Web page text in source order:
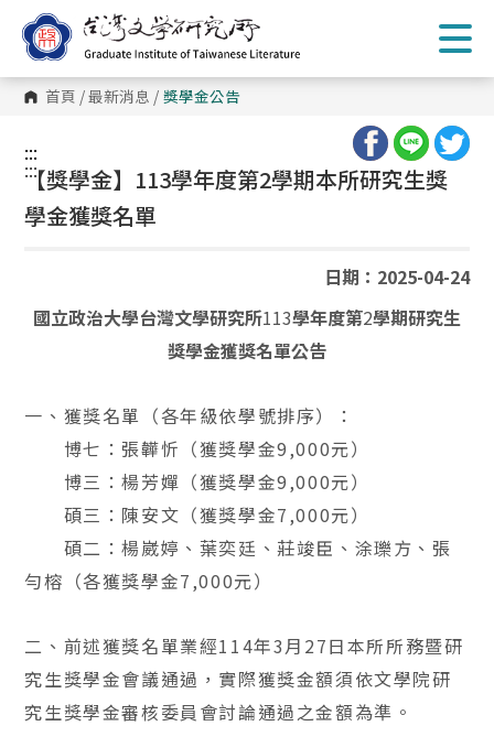
到
主
內
容 首頁 /最新消息 / 獎學金公告
:::
:::
【獎學金】113學年度第2學期本所研究生獎
學金獲獎名單
日期：2025-04-24
國立政治大學台灣文學研究所113學年度第2學期研究生
獎學金獲獎名單公告
一、獲獎名單（各年級依學號排序）：
博七：張韡忻（獲獎學金9,000元）
博三：楊芳嬋（獲獎學金9,000元）
碩三：陳安文（獲獎學金7,000元）
碩二：楊崴婷、葉奕廷、莊竣臣、涂瓅方、張
勻榕（各獲獎學金7,000元）
二、前述獲獎名單業經114年3月 27日本所所務暨研
究生獎學金會議通過，實際獲獎金額須依文學院研
究生獎學金審核委員會討論通過之金額為準。